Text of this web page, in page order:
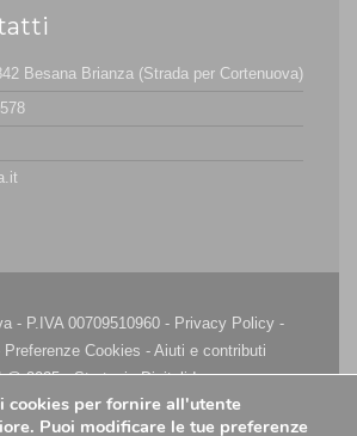
Besana Brianza (Strada per Cortenuova)
- P.IVA 00709510960 - Privacy Policy -
Preferenze Cookies - Aiuti e contributi
2025 - Strategie Digitali Innovea
cookies per fornire all'utente
Puoi modificare le tue preferenze